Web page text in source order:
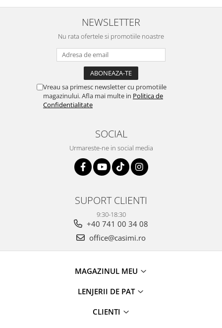
Lenjerii De Pat Damasc 1 Persoana
Lenjerii De Pat, Imprimeu 3D, 1
NEWSLETTER
Nu rata ofertele si promotiile noastre
Vreau sa primesc newsletter cu promotiile
magazinului. Afla mai multe in Politica de
Confidentialitate
SOCIAL
Urmareste-ne in social media
SUPORT CLIENTI
9:30-18:30
+40 741 00 34 08
office@casimi.ro
MAGAZINUL MEU
LENJERII DE PAT
CLIENTI